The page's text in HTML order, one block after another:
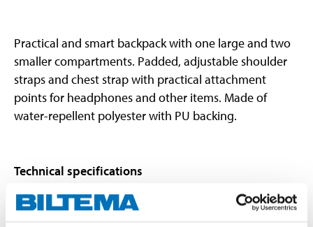
Practical and smart backpack with one large and two
smaller compartments. Padded, adjustable shoulder
straps and chest strap with practical attachment
points for headphones and other items. Made of
water-repellent polyester with PU backing.
Technical specifications
Volume